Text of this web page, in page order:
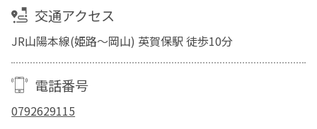
交通アクセス
JR山陽本線(姫路～岡山) 英賀保駅 徒歩10分
電話番号
0792629115